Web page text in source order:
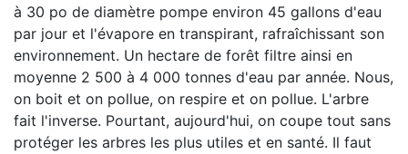
à 30 po de diamètre pompe environ 45 gallons d'eau
par jour et l'évapore en transpirant, rafraîchissant son
environnement. Un hectare de forêt filtre ainsi en
moyenne 2 500 à 4 000 tonnes d'eau par année. Nous,
on boit et on pollue, on respire et on pollue. L'arbre
fait l'inverse. Pourtant, aujourd'hui, on coupe tout sans
protéger les arbres les plus utiles et en santé. Il faut